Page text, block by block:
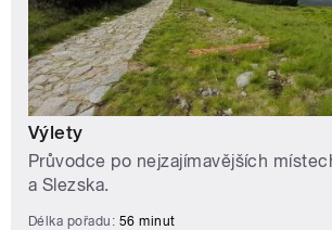
Výlety
Průvodce po nejzajímavějších
a Slezska.
Délka pořadu: 56 minut